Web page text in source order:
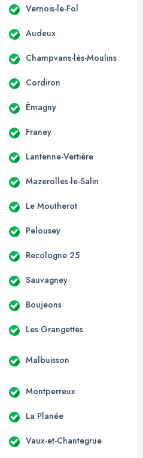
Vernois-le-Fol
Audeux
Champvans-lès-Moulins
Cordiron
Émagny
Franey
Lantenne-Vertière
Mazerolles-le-Salin
Le Moutherot
Pelousey
Recologne 25
Sauvagney
Boujeons
Les Grangettes
Malbuisson
Montperreux
La Planée
Vaux-et-Chantegrue